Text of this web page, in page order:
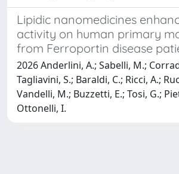
Lipidic nanomedicines
activity on human primary
from Ferroportin disease
2026 Anderlini, A.; Sabelli, M.;
Tagliavini, S.; Baraldi, C.; Ricci, A.;
Vandelli, M.; Buzzetti, E.; Tosi, G.;
Ottonelli, I.